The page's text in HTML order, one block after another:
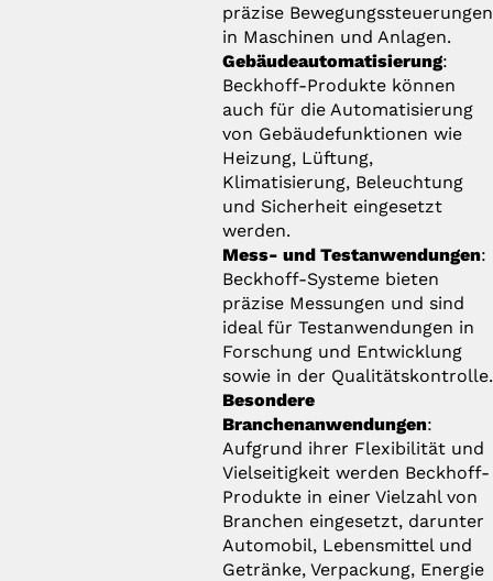
präzise Bewegungssteuerungen
in Maschinen und Anlagen.
Gebäudeautomatisierung:
Beckhoff-Produkte können
auch für die Automatisierung
von Gebäudefunktionen wie
Heizung, Lüftung,
Klimatisierung, Beleuchtung
und Sicherheit eingesetzt
werden.
Mess- und Testanwendungen:
Beckhoff-Systeme bieten
präzise Messungen und sind
ideal für Testanwendungen in
Forschung und Entwicklung
sowie in der Qualitätskontrolle.
Besondere
Branchenanwendungen:
Aufgrund ihrer Flexibilität und
Vielseitigkeit werden Beckhoff-
Produkte in einer Vielzahl von
Branchen eingesetzt, darunter
Automobil, Lebensmittel und
Getränke, Verpackung, Energie